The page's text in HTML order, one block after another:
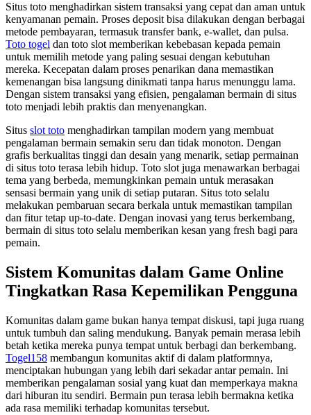
Situs toto menghadirkan sistem transaksi yang cepat dan aman untuk
kenyamanan pemain. Proses deposit bisa dilakukan dengan berbagai
metode pembayaran, termasuk transfer bank, e-wallet, dan pulsa.
Toto togel dan toto slot memberikan kebebasan kepada pemain
untuk memilih metode yang paling sesuai dengan kebutuhan
mereka. Kecepatan dalam proses penarikan dana memastikan
kemenangan bisa langsung dinikmati tanpa harus menunggu lama.
Dengan sistem transaksi yang efisien, pengalaman bermain di situs
toto menjadi lebih praktis dan menyenangkan.
Situs slot toto menghadirkan tampilan modern yang membuat
pengalaman bermain semakin seru dan tidak monoton. Dengan
grafis berkualitas tinggi dan desain yang menarik, setiap permainan
di situs toto terasa lebih hidup. Toto slot juga menawarkan berbagai
tema yang berbeda, memungkinkan pemain untuk merasakan
sensasi bermain yang unik di setiap putaran. Situs toto selalu
melakukan pembaruan secara berkala untuk memastikan tampilan
dan fitur tetap up-to-date. Dengan inovasi yang terus berkembang,
bermain di situs toto selalu memberikan kesan yang fresh bagi para
pemain.
Sistem Komunitas dalam Game Online
Tingkatkan Rasa Kepemilikan Pengguna
Komunitas dalam game bukan hanya tempat diskusi, tapi juga ruang
untuk tumbuh dan saling mendukung. Banyak pemain merasa lebih
betah ketika mereka punya tempat untuk berbagi dan berkembang.
Togel158 membangun komunitas aktif di dalam platformnya,
menciptakan hubungan yang lebih dari sekadar antar pemain. Ini
memberikan pengalaman sosial yang kuat dan memperkaya makna
dari hiburan itu sendiri. Bermain pun terasa lebih bermakna ketika
ada rasa memiliki terhadap komunitas tersebut.